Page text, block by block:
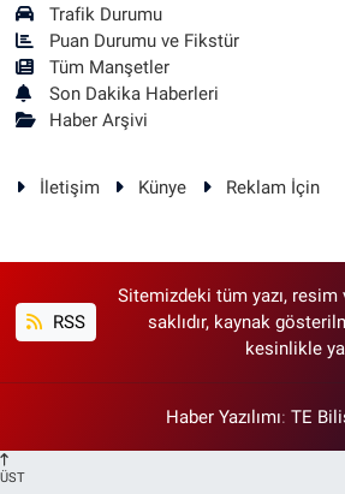
Trafik Durumu
Puan Durumu ve Fikstür
Tüm Manşetler
Son Dakika Haberleri
Haber Arşivi
İletişim Künye Reklam İçin
RSS
Sitemizdeki tüm yazı, resim
saklıdır, kaynak
kesinlikle
Haber Yazılımı: TE
ÜST